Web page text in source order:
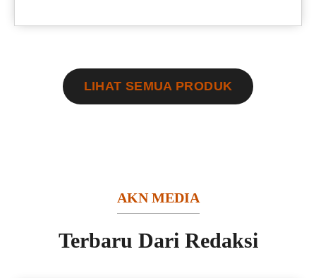
LIHAT SEMUA PRODUK
AKN MEDIA
Terbaru Dari Redaksi